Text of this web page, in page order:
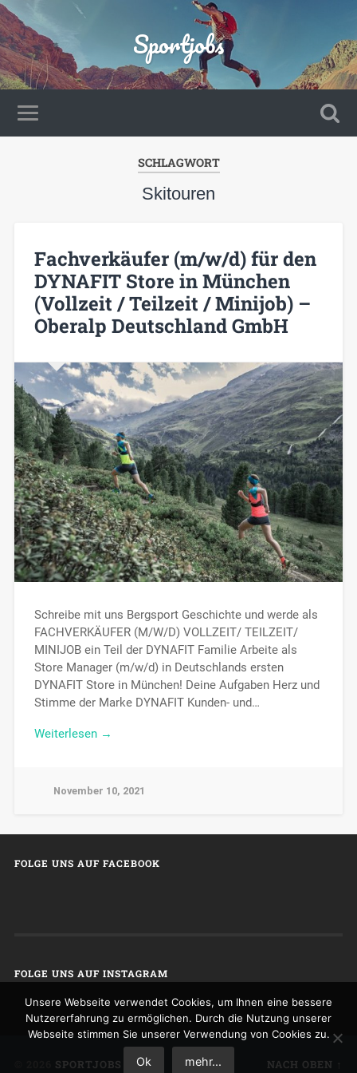
Sportjobs
SCHLAGWORT
Skitouren
Fachverkäufer (m/w/d) für den
DYNAFIT Store in München
(Vollzeit / Teilzeit / Minijob) –
Oberalp Deutschland GmbH
Schreibe mit uns Bergsport Geschichte und werde als
FACHVERKÄUFER (M/W/D) VOLLZEIT/ TEILZEIT/
MINIJOB ein Teil der DYNAFIT Familie Arbeite als
Store Manager (m/w/d) in Deutschlands ersten
DYNAFIT Store in München! Deine Aufgaben Herz und
Stimme der Marke DYNAFIT Kunden- und…
Weiterlesen →
November 10, 2021
FOLGE UNS AUF FACEBOOK
FOLGE UNS AUF INSTAGRAM
SPORTJOBS NACH OBEN ↑
Unsere Webseite verwendet Cookies, um Ihnen eine bessere
Nutzererfahrung zu ermöglichen. Durch die Nutzung unserer
Webseite stimmen Sie unserer Verwendung von Cookies zu.
Ok mehr...